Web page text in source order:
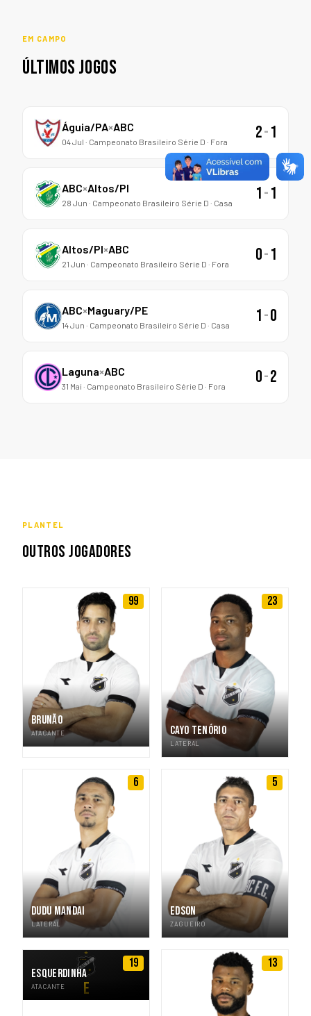
EM CAMPO
ÚLTIMOS JOGOS
Águia/PA×ABC
04 Jul · Campeonato Brasileiro Série D · Fora 2-1
ABC×Altos/PI
28 Jun · Campeonato Brasileiro Série D · Casa 1-1
Altos/PI×ABC
21 Jun · Campeonato Brasileiro Série D · Fora 0-1
ABC×Maguary/PE
14 Jun · Campeonato Brasileiro Série D · Casa 1-0
Laguna×ABC
31 Mai · Campeonato Brasileiro Série D · Fora 0-2
PLANTEL
OUTROS JOGADORES
99
BRUNÃO
ATACANTE
23
CAYO TENÓRIO
LATERAL
6
DUDU MANDAI
LATERAL
5
EDSON
ZAGUEIRO
E
19
ESQUERDINHA
ATACANTE
13